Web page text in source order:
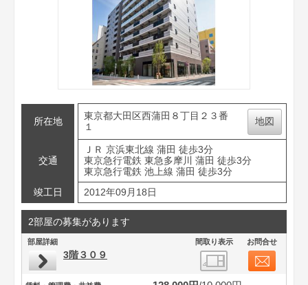
所在地
東京都大田区西蒲田８丁目２３番
１
地図
交通
ＪＲ 京浜東北線 蒲田 徒歩3分
東京急行電鉄 東急多摩川 蒲田 徒歩3分
東京急行電鉄 池上線 蒲田 徒歩3分
竣工日
2012年09月18日
2部屋の募集があります
部屋詳細 間取り表示 お問合せ
3階３０９